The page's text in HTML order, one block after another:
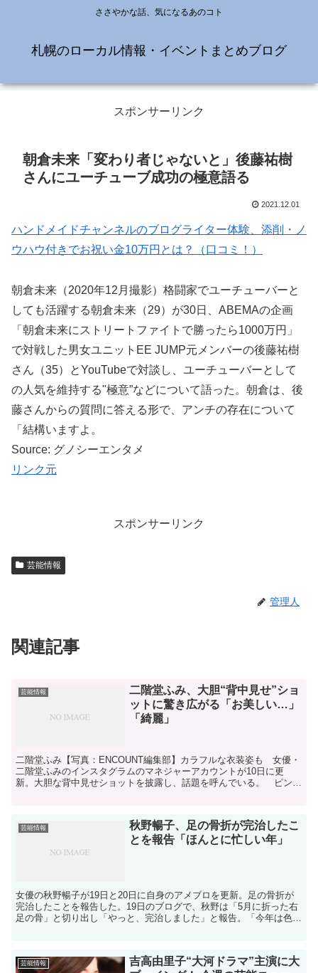
ささやかな話、気になるあのコト
札幌のローカル情報・イベントまとめブログ
スポンサーリンク
朝倉未来「変わり者じゃないと」後藤祐樹
さんにユーチューブ成功の極意語る
2021.12.01
ハンドメイドチャンネルのブログライター体験、添削・ノ
ウハウ付きでお祝い金10万円とは？（口コミ！）
朝倉未来（2020年12月撮影）格闘家でユーチューバーと
しても活躍する朝倉未来（29）が30日、ABEMAの企画
「朝倉未来にストリートファイトで勝ったら1000万円」
で対戦した男女ユニットEE JUMP元メンバーの後藤祐樹
さん（35）とYouTubeで対談し、ユーチューバーとして
の人気を維持する"極意”などについて語った。朝倉は、後
藤さんからの質問に答える形で、アンチの存在について
「結構いますよ。
Source: グノシーエンタメ
リンク元
スポンサーリンク
芸能情報
管理人
関連記事
芸能情報
二階堂ふみ、大胆“背中見せ”ショ
ットに驚き広がる「お美しい…」
「綺麗」
二階堂ふみ【写真：ENCOUNT編集部】カラフルな衣装姿も 女優・
二階堂ふみのインスタグラムのマネジャーアカウントが10日に更
新。大胆な背中見せショットを披露し、話題を呼んでいる。 ピンク
芸能情報
秋野暢子、足の骨折が完治したこ
とを報告「ほんとに忙しい年」
女優の秋野暢子が19日と20日に自身のアメブロを更新。足の骨折が
完治したことを報告した。19日のブログで、秋野は「5月に折った右
足の骨」と切り出し「やっと、完治しました」と報告。「今年は色々
芸能情報
吉高由里子“大河ドラマ”主演に大